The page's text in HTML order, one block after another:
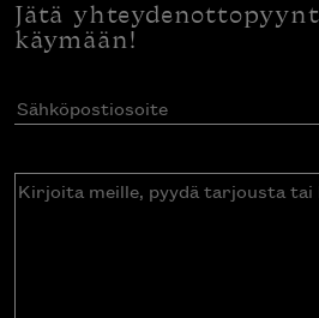
Jätä
käymään!
Sähköpostiosoite(Pakollinen)
Kirjoita